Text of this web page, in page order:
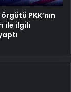
PKK’nın
ile ilgili